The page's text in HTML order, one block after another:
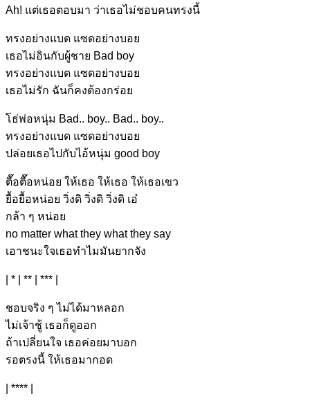
Ah! แต่เธอตอบมา ว่าเธอไม่ชอบคนทรงนี้
ทรงอย่างแบด แซดอย่างบอย
เธอไม่อินกับผู้ชาย Bad boy
ทรงอย่างแบด แซดอย่างบอย
เธอไม่รัก ฉันก็คงต้องกร่อย
โธ่พ่อหนุ่ม Bad.. boy.. Bad.. boy..
ทรงอย่างแบด แซดอย่างบอย
ปล่อยเธอไปกับไอ้หนุ่ม good boy
ตื๊อตื๊อหน่อย ให้เธอ ให้เธอ ให้เธอเขว
ยื้อยื้อหน่อย วิ่งดิ วิ่งดิ วิ่งดิ เอ๋
กล้า ๆ หน่อย
no matter what they what they say
เอาชนะใจเธอทำไมมันยากจัง
| * | ** | *** |
ชอบจริง ๆ ไม่ได้มาหลอก
ไม่เจ้าชู้ เธอก็ดูออก
ถ้าเปลี่ยนใจ เธอค่อยมาบอก
รอตรงนี้ ให้เธอมากอด
| **** |